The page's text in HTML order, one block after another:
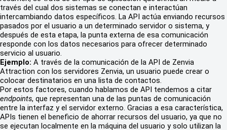
través del cual dos sistemas se conectan e interactúan
intercambiando datos específicos. La API actúa enviando recursos
pasados por el usuario a un determinado servidor o sistema, y
después de esta etapa, la punta externa de esa comunicación
responde con los datos necesarios para ofrecer determinado
servicio al usuario.
Ejemplo: A través de la comunicación de la API de Zenvia
Attraction con los servidores Zenvia, un usuario puede crear o
colocar destinatarios en una lista de contactos.
Por estos factores, cuando hablamos de API tendemos a citar
endpoints, que representan una de las puntas de comunicación
entre la interfaz y el servidor externo. Gracias a esa característica,
APIs tienen el beneficio de ahorrar recursos del usuario, ya que no
se ejecutan localmente en la máquina del usuario y solo utilizan la